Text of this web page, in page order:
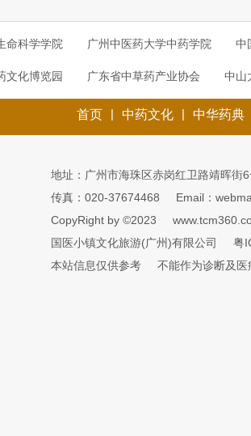
命科学学院 广州中医药大学中药学院 中
文化博览园 广东省中草药产业协会 中山
首页 | 中药文化 | 中华药典
地址：广州市海珠区赤岗红卫路靖晖街
传真：020-37674468
Email：
CopyRight by ©2023
国医小镇文化旅游(广州)有限公司
粤
本站信息仅供参考
不能作为诊断及医